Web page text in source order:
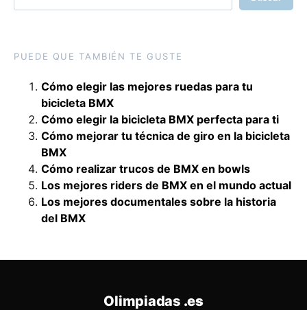
PUEDE QUE TAMBIÉN TE GUSTE
Cómo elegir las mejores ruedas para tu
bicicleta BMX
Cómo elegir la bicicleta BMX perfecta para ti
Cómo mejorar tu técnica de giro en la bicicleta
BMX
Cómo realizar trucos de BMX en bowls
Los mejores riders de BMX en el mundo actual
Los mejores documentales sobre la historia
del BMX
Olimpiadas .es